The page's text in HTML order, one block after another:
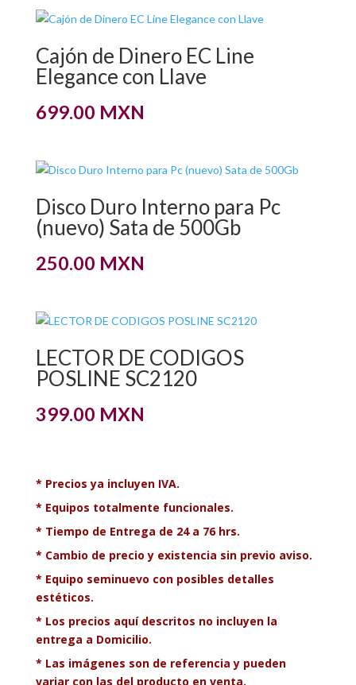
Cajón de Dinero EC Line
Elegance con Llave
699.00 MXN
Disco Duro Interno para Pc
(nuevo) Sata de 500Gb
250.00 MXN
LECTOR DE CODIGOS
POSLINE SC2120
399.00 MXN
* Precios ya incluyen IVA.
* Equipos totalmente funcionales.
* Tiempo de Entrega de 24 a 76 hrs.
* Cambio de precio y existencia sin previo aviso.
* Equipo seminuevo con posibles detalles
estéticos.
* Los precios aquí descritos no incluyen la
entrega a Domicilio.
* Las imágenes son de referencia y pueden
variar con las del producto en venta.